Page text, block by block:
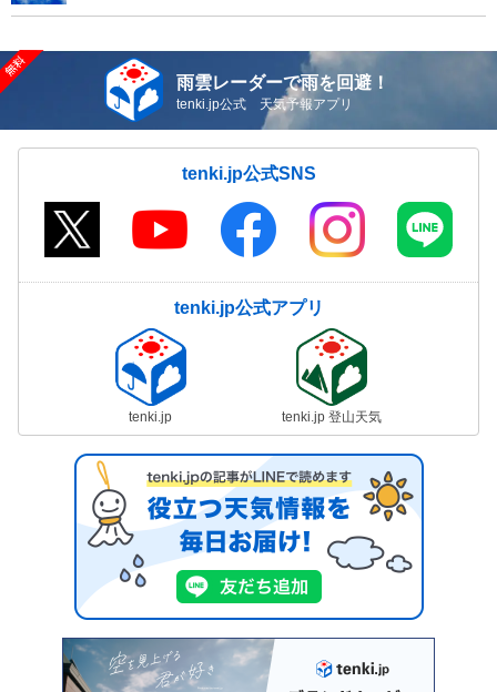
雨雲レーダーで雨を回避！
tenki.jp公式 天気予報アプリ
tenki.jp公式SNS
tenki.jp公式アプリ
tenki.jp tenki.jp 登山天気